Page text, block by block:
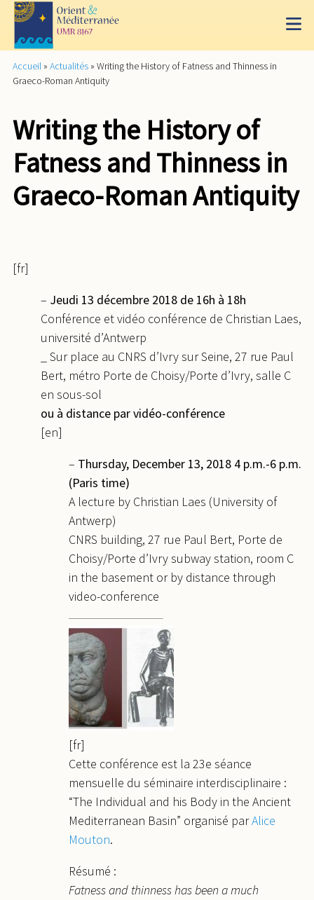
Accueil » Actualités » Writing the History of Fatness and Thinness in
Graeco-Roman Antiquity
Writing the History of
Fatness and Thinness in
Graeco-Roman Antiquity
[fr]
– Jeudi 13 décembre 2018 de 16h à 18h
Conférence et vidéo conférence de Christian Laes,
université d’Antwerp
_ Sur place au CNRS d’Ivry sur Seine, 27 rue Paul
Bert, métro Porte de Choisy/Porte d’Ivry, salle C
en sous-sol
ou à distance par vidéo-conférence
[en]
– Thursday, December 13, 2018 4 p.m.-6 p.m.
(Paris time)
A lecture by Christian Laes (University of
Antwerp)
CNRS building, 27 rue Paul Bert, Porte de
Choisy/Porte d’Ivry subway station, room C
in the basement or by distance through
video-conference
[fr]
Cette conférence est la 23e séance
mensuelle du séminaire interdisciplinaire :
“The Individual and his Body in the Ancient
Mediterranean Basin” organisé parAlice
Mouton.
Résumé :
Fatness and thinness has been a much